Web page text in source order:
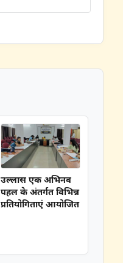
उल्लास एक अभिनव
पहल के अंतर्गत विभिन्न
प्रतियोगिताएं आयोजित